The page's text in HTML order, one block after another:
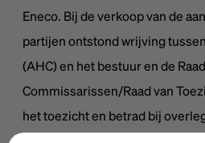
Eneco. Bij de verkoop van de
partijen ontstond wrijving
(AHC) en het bestuur en de
Commissarissen/Raad van
het toezicht en betrad bij